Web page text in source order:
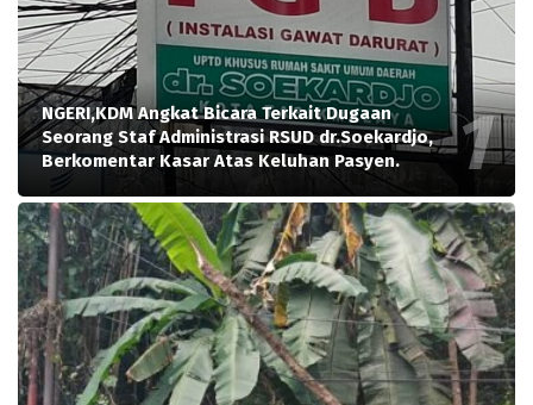
NGERI,KDM Angkat Bicara Terkait Dugaan
Seorang Staf Administrasi RSUD dr.Soekardjo,
Berkomentar Kasar Atas Keluhan Pasyen.